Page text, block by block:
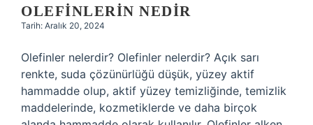
OLEFINLERIN NEDIR
Tarih: Aralık 20, 2024
Olefinler nelerdir? Olefinler nelerdir? Açık sarı
renkte, suda çözünürlüğü düşük, yüzey aktif
hammadde olup, aktif yüzey temizliğinde, temizlik
maddelerinde, kozmetiklerde ve daha birçok